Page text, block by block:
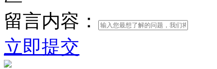
留言内容：
立即提交